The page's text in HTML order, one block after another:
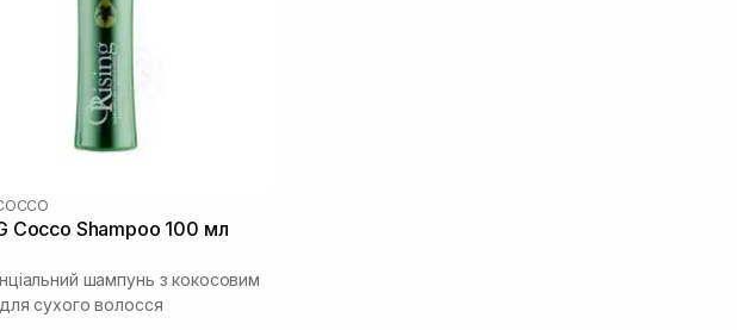
Cocco Shampoo 100 мл
шампунь з кокосовим
сухого волосся